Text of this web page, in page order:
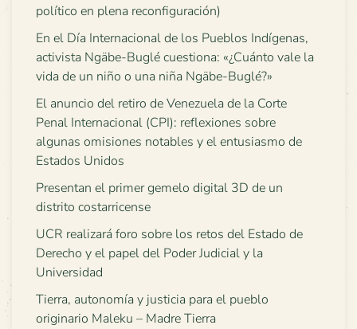
político en plena reconfiguración)
En el Día Internacional de los Pueblos Indígenas,
activista Ngäbe-Buglé cuestiona: «¿Cuánto vale la
vida de un niño o una niña Ngäbe-Buglé?»
El anuncio del retiro de Venezuela de la Corte
Penal Internacional (CPI): reflexiones sobre
algunas omisiones notables y el entusiasmo de
Estados Unidos
Presentan el primer gemelo digital 3D de un
distrito costarricense
UCR realizará foro sobre los retos del Estado de
Derecho y el papel del Poder Judicial y la
Universidad
Tierra, autonomía y justicia para el pueblo
originario Maleku – Madre Tierra